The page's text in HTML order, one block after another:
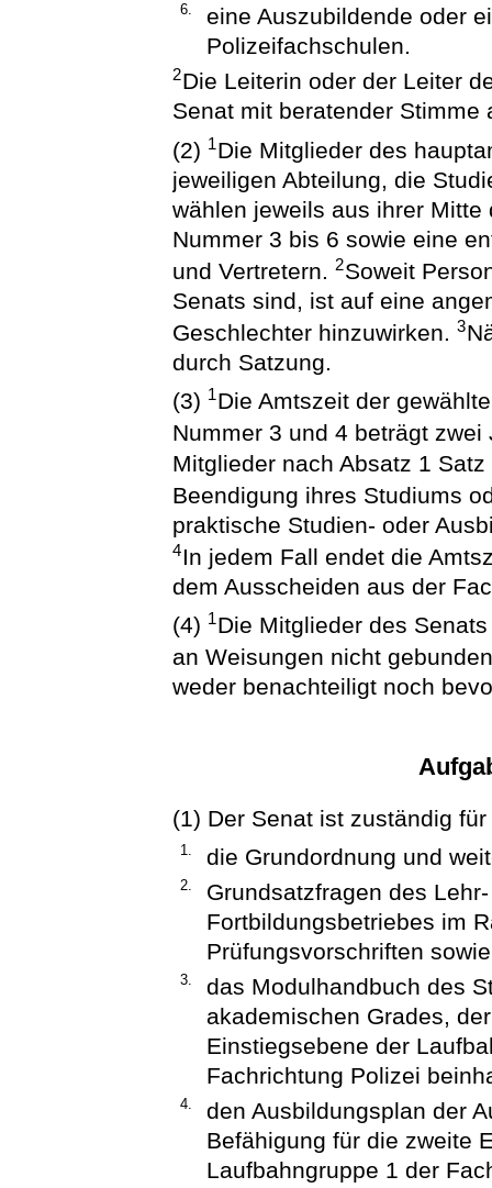
6.
eine Auszubildende oder
Polizeifachschulen.
2Die Leiterin oder der Leiter
Senat mit beratender Stimme
(2) 1Die Mitglieder des
jeweiligen Abteilung, die
wählen jeweils aus ihrer
Nummer 3 bis 6 sowie eine
und Vertretern.2Soweit
Senats sind, ist auf eine
Geschlechter hinzuwirken.3
durch Satzung.
(3) 1Die Amtszeit der
Nummer 3 und 4 beträgt
Mitglieder nach Absatz 1
Beendigung ihres Studiums
praktische Studien- oder
4In jedem Fall endet die
dem Ausscheiden aus der
(4) 1Die Mitglieder des
an Weisungen nicht
weder benachteiligt noch
(1) Der Senat ist zuständig
1. die Grundordnung und
2.
Grundsatzfragen des
Fortbildungsbetriebes im
Prüfungsvorschriften
3.
das Modulhandbuch des
akademischen Grades,
Einstiegsebene der
Fachrichtung Polizei
4.
den Ausbildungsplan der
Befähigung für die zweite
Laufbahngruppe 1 der